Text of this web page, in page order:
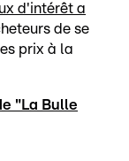
d'intérêt a
de se
prix à la
"La Bulle